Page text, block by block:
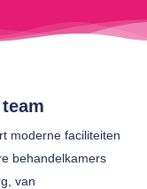
moderne faciliteiten
behandelkamers
van